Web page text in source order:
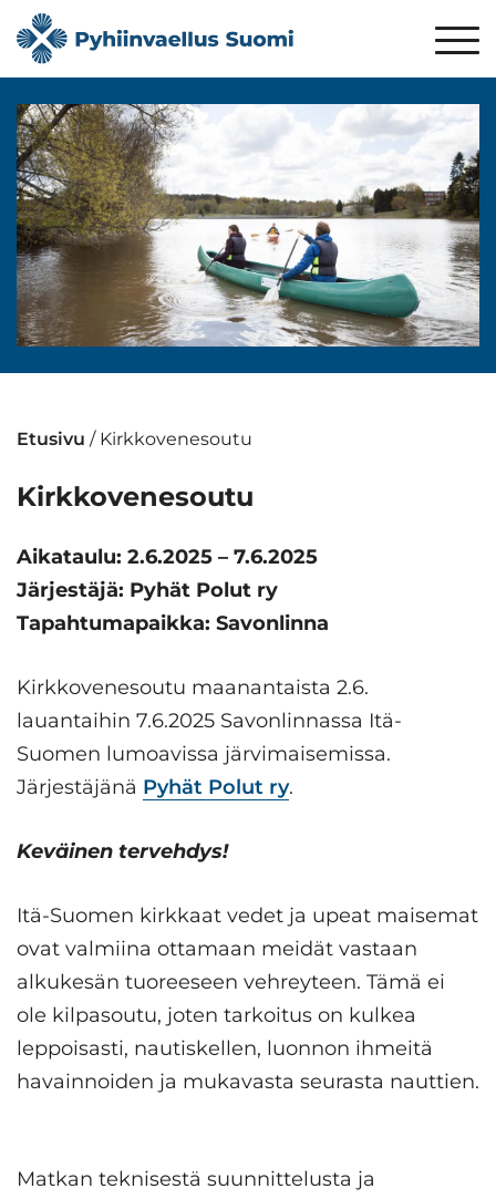
Etusivu / Kirkkovenesoutu
Kirkkovenesoutu
Aikataulu: 2.6.2025 – 7.6.2025
Järjestäjä: Pyhät Polut ry
Tapahtumapaikka: Savonlinna
Kirkkovenesoutu maanantaista 2.6.
lauantaihin 7.6.2025 Savonlinnassa Itä-
Suomen lumoavissa järvimaisemissa.
Järjestäjänä Pyhät Polut ry.
Keväinen tervehdys!
Itä-Suomen kirkkaat vedet ja upeat maisemat
ovat valmiina ottamaan meidät vastaan
alkukesän tuoreeseen vehreyteen. Tämä ei
ole kilpasoutu, joten tarkoitus on kulkea
leppoisasti, nautiskellen, luonnon ihmeitä
havainnoiden ja mukavasta seurasta nauttien.
Matkan teknisestä suunnittelusta ja